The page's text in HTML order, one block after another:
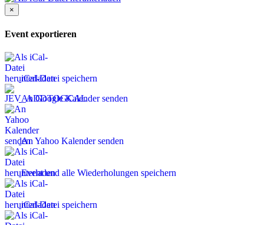
×
Event exportieren
iCal-Datei speichern
An Google Kalender senden
An Yahoo Kalender senden
Event und alle Wiederholungen speichern
iCal-Datei speichern